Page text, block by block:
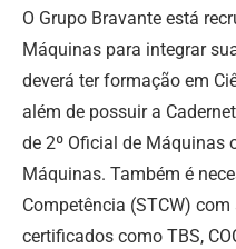
O Grupo Bravante está
Máquinas para integrar
deverá ter formação em
além de possuir a
de 2º Oficial de Máquinas
Máquinas. Também é
Competência (STCW)
certificados como TBS,